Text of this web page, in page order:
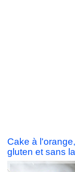
Cake à
gluten et sans